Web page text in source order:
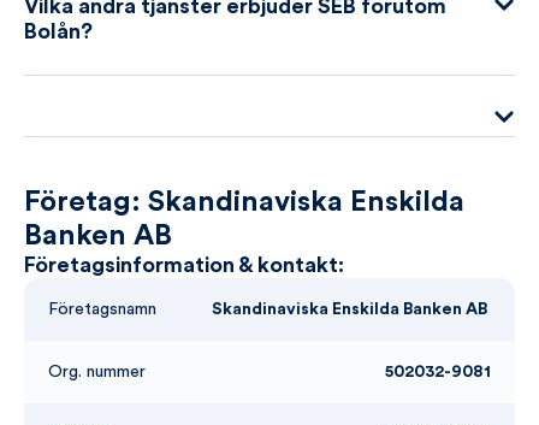
Vilka andra tjänster erbjuder SEB förutom
Bolån?
Företag: Skandinaviska Enskilda
Banken AB
Företagsinformation & kontakt:
Företagsnamn Skandinaviska Enskilda Banken AB
Org. nummer 502032-9081